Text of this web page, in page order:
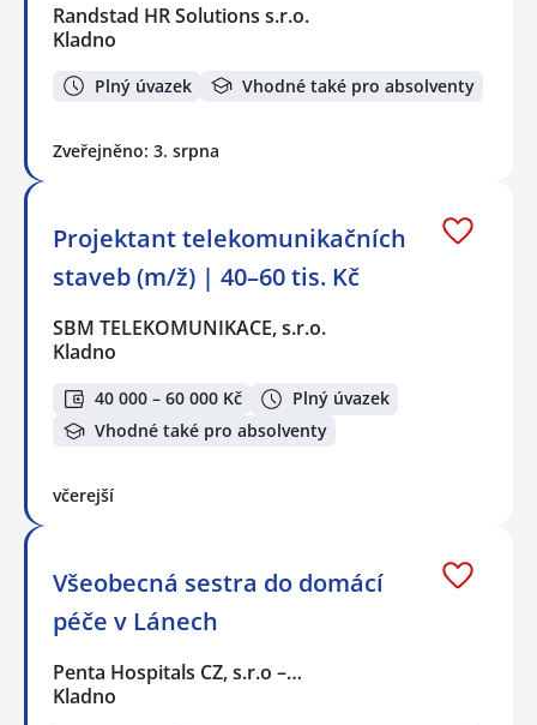
Randstad HR Solutions s.r.o.
Kladno
Plný úvazek Vhodné také pro absolventy
Zveřejněno: 3. srpna
Projektant telekomunikačních
staveb (m/ž) | 40–60 tis. Kč
SBM TELEKOMUNIKACE, s.r.o.
Kladno
40 000 – 60 000 Kč
Plný úvazek
Vhodné také pro absolventy
včerejší
Všeobecná sestra do domácí
péče v Lánech
Penta Hospitals CZ, s.r.o –…
Kladno